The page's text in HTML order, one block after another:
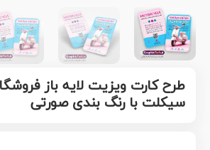
طرح کارت ویزیت لایه باز
سیکلت با رنگ بندی صورتی